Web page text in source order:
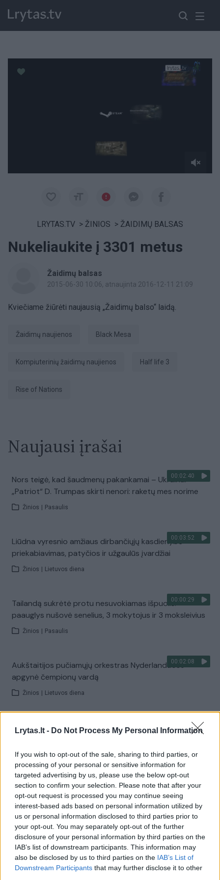
Lrytas.lt - Do Not Process My Personal Information
If you wish to opt-out of the sale, sharing to third parties, or
processing of your personal or sensitive information for
targeted advertising by us, please use the below opt-out
section to confirm your selection. Please note that after your
opt-out request is processed you may continue seeing
interest-based ads based on personal information utilized by
us or personal information disclosed to third parties prior to
your opt-out. You may separately opt-out of the further
disclosure of your personal information by third parties on the
IAB’s list of downstream participants. This information may
also be disclosed by us to third parties on the IAB’s List of
Downstream Participants that may further disclose it to other
LRYTAS.TV > ŽINIOS > ŽAIDIMŲ BALSAS
Nukeliaukite į 3301 metus
Žaidimų balsas
2015-06-30 10:06, atnaujinta 2016-12-11 21:09
Kviečiame žiūrėti naujausią „Žaidimų balso“ laidą.
žaidimų naujienos Black Mesa
kompiuterinių žaidimų naujienos Half life 3
Rise of Nations
Naujausi įrašai
00:02:40
Nors teigė, kad šaudmenų pakankamai – Ukrainai
„Patriot“ D. Trumpas skirti nenori: raketų mes norime
Žinios Pasaulis
00:03:52
Liūdna vyresnio amžiaus dirbančiųjų kasdienybė –
priekabiavimas, patyčios ir užgaulūs įvardžiai
Žinios Lietuvos diena
00:00:29
Tailandą sukrėtė protu nesuvokiamas išpuolis:
paauglys nušovė senelius, 3 mokytojus ir 3 moksleivius
Žinios Pasaulis
00:02:08
Aukštaitijos pučiamųjų orkestras Nyderlanduose
apgynė čempionų vardą
Žinios Lietuvos diena
Visi įrašai
Žiūrimiausi įrašai
00:00:30
Vaizdai iš tragiškos avarijos Vilniaus r.: dviejų moterų ir
vaiko gyvybių išgelbėti nepavyko
Žinios | Lietuvos diena
00:00:57
Savaitės vidurys nusimato karštas: temperatūra kils iki